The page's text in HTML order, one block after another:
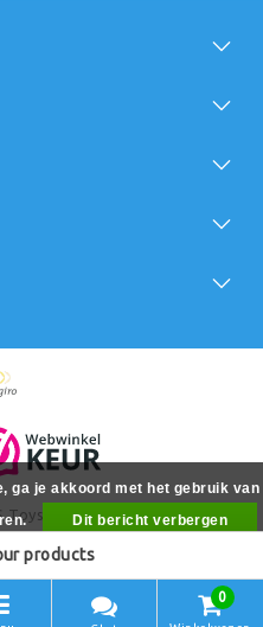
Toys - All rights reserved -
PSToys.nl
products
0
ga je akkoord met het gebruik van
Dit bericht verbergen
cookies »